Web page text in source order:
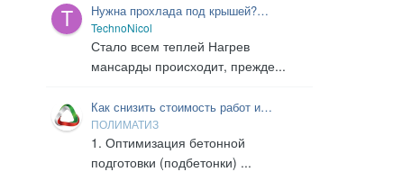
Нужна прохлада под крышей?
Утепляйте!
TechnoNicol
Стало всем теплей Нагрев
мансарды происходит, прежде...
Как снизить стоимость работ и
материалов на бетонной подготовке и
гидроизоляции?
ПОЛИМАТИЗ
1. Оптимизация бетонной
подготовки (подбетонки) ...